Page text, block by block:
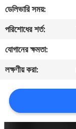
যোগাযোগ
উদ্ধৃতির
জন্য
আবেদন
ডেলিভারি সময়:
পরিশোধের শর্ত:
যোগানের ক্ষমতা:
লক্ষণীয় করা: